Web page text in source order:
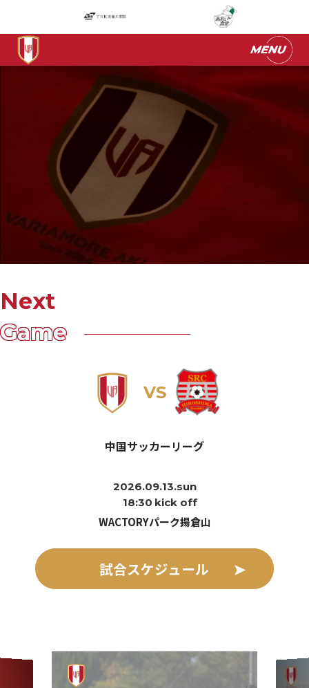
Next
Game
VS
中国サッカーリーグ
2026.09.13.sun
18:30 kick off
WACTORYパーク揚倉山
試合スケジュール